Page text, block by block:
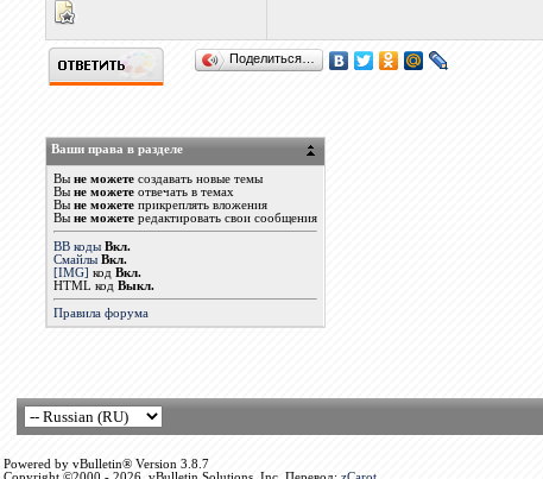
Поделиться…
Ваши права в разделе
Выне можете создавать новые темы
Выне можете отвечать в темах
Выне можете прикреплять вложения
Выне можете редактировать свои сообщения
BB коды Вкл.
Смайлы Вкл.
[IMG] кодВкл.
HTML кодВыкл.
Правила форума
Powered by vBulletin® Version 3.8.7